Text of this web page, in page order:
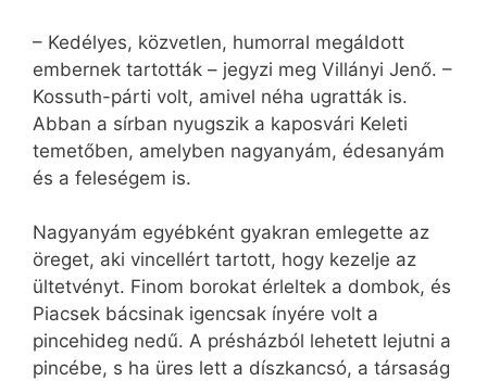
– Kedélyes, közvetlen, humorral megáldott
embernek tartották – jegyzi meg Villányi Jenő. –
Kossuth-párti volt, amivel néha ugratták is.
Abban a sírban nyugszik a kaposvári Keleti
temetőben, amelyben nagyanyám, édesanyám
és a feleségem is.
Nagyanyám egyébként gyakran emlegette az
öreget, aki vincellért tartott, hogy kezelje az
ültetvényt. Finom borokat érleltek a dombok, és
Piacsek bácsinak igencsak ínyére volt a
pincehideg nedű. A présházból lehetett lejutni a
pincébe, s ha üres lett a díszkancsó, a társaság